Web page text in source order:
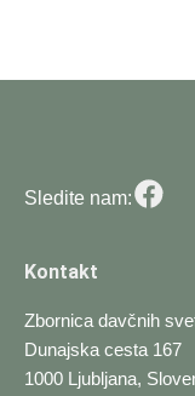
Sledite nam:
Kontakt
Zbornica davčnih
Dunajska cesta 167
1000 Ljubljana,